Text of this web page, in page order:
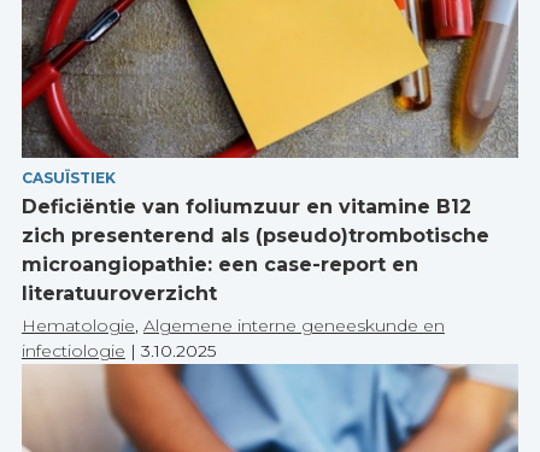
CASUÏSTIEK
Deficiëntie van foliumzuur en vitamine B12
zich presenterend als (pseudo)trombotische
microangiopathie: een case-report en
literatuuroverzicht
Hematologie, Algemene interne geneeskunde en
infectiologie | 3.10.2025